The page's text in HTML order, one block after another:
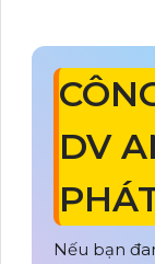
DV
Nếu bạn